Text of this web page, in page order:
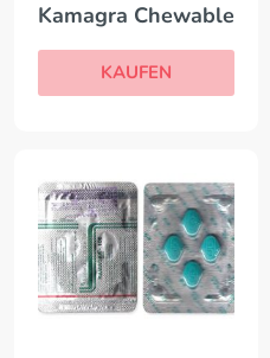
Kamagra Chewable
KAUFEN